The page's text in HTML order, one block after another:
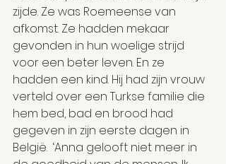
zijde. Ze was Roemeense van
afkomst. Ze hadden mekaar
gevonden in hun woelige strijd
voor een beter leven. En ze
hadden een kind. Hij had zijn vrouw
verteld over een Turkse familie die
hem bed, bad en brood had
gegeven in zijn eerste dagen in
België.  ‘Anna gelooft niet meer in